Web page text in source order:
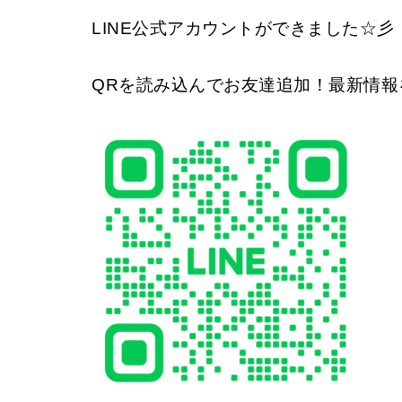
LINE公式アカウントができました☆彡
QRを読み込んでお友達追加！最新情